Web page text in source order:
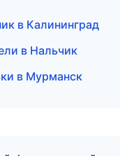
в Калининград
в Нальчик
в Мурманск